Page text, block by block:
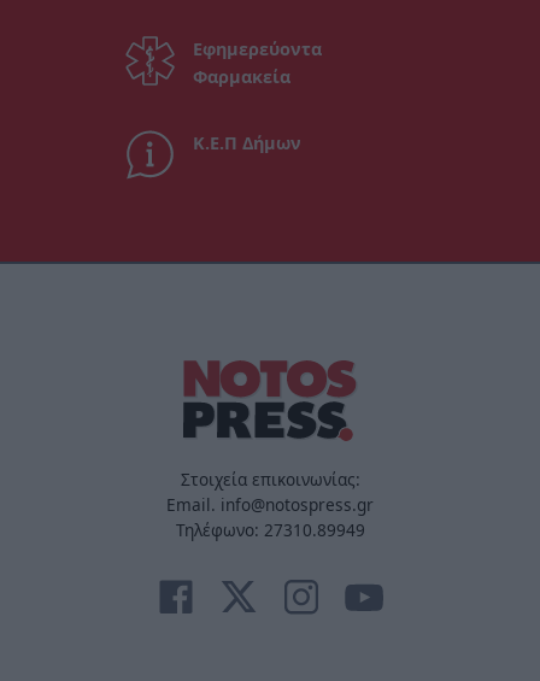
Εφημερεύοντα
Φαρμακεία
Κ.Ε.Π Δήμων
Στοιχεία επικοινωνίας:
Email. info@notospress.gr
Τηλέφωνο: 27310.89949